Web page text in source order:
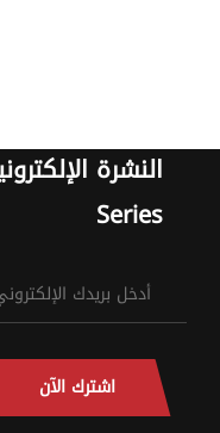
Series
اشترك الآن